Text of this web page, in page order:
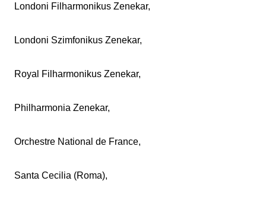
Londoni Filharmonikus Zenekar,
Londoni Szimfonikus Zenekar,
Royal Filharmonikus Zenekar,
Philharmonia Zenekar,
Orchestre National de France,
Santa Cecilia (Roma),